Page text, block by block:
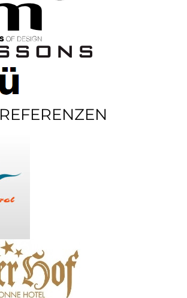
REFERENZEN